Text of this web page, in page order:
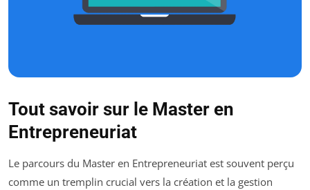
Tout savoir sur le Master en
Entrepreneuriat
Le parcours du Master en Entrepreneuriat est souvent perçu
comme un tremplin crucial vers la création et la gestion